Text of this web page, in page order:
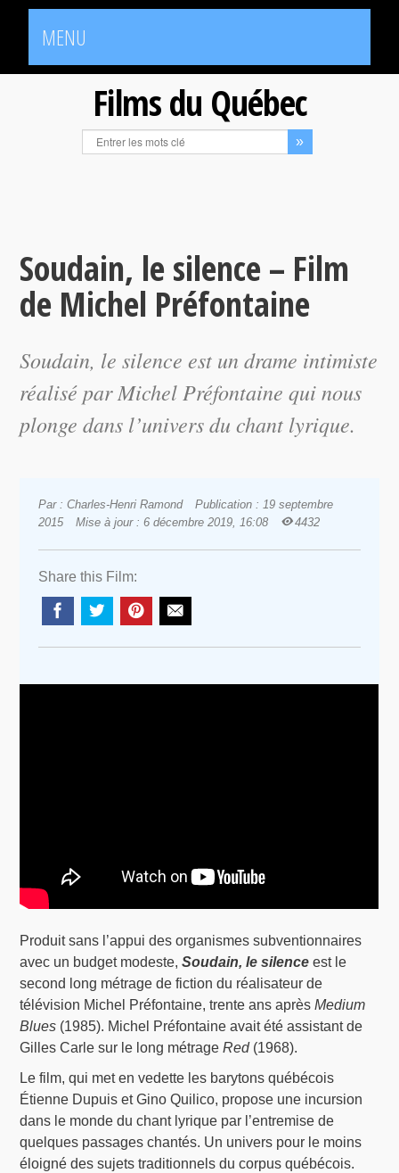
MENU
Films du Québec
Soudain, le silence – Film
de Michel Préfontaine
Soudain, le silence est un drame intimiste
réalisé par Michel Préfontaine qui nous
plonge dans l’univers du chant lyrique.
Par : Charles-Henri Ramond
Publication : 19 septembre
2015
Mise à jour : 6 décembre 2019, 16:08 4432
Share this Film:
Produit sans l’appui des organismes subventionnaires
avec un budget modeste,Soudain, le silence est le
second long métrage de fiction du réalisateur de
télévision Michel Préfontaine, trente ans aprèsMedium
Blues (1985). Michel Préfontaine avait été assistant de
Gilles Carle sur le long métrageRed(1968).
Le film, qui met en vedette les barytons québécois
Étienne Dupuis et Gino Quilico, propose une incursion
dans le monde du chant lyrique par l’entremise de
quelques passages chantés. Un univers pour le moins
éloigné des sujets traditionnels du corpus québécois.